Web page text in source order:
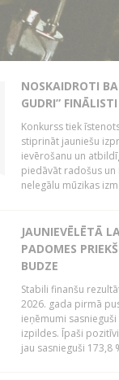
NOSKAIDROTI
GUDRI” FINĀLISTI
Konkurss tiek
stiprināt jauniešu
ievērošanu un
piedāvāt radošus
nelegālu mūzikas
JAUNIEVĒLĒTĀ
PADOMES
BUDZE
Stabili finanšu
2026. gada pirmā
ieņēmumi
izpildes. Īpaši
jau sasnieguši 173,8